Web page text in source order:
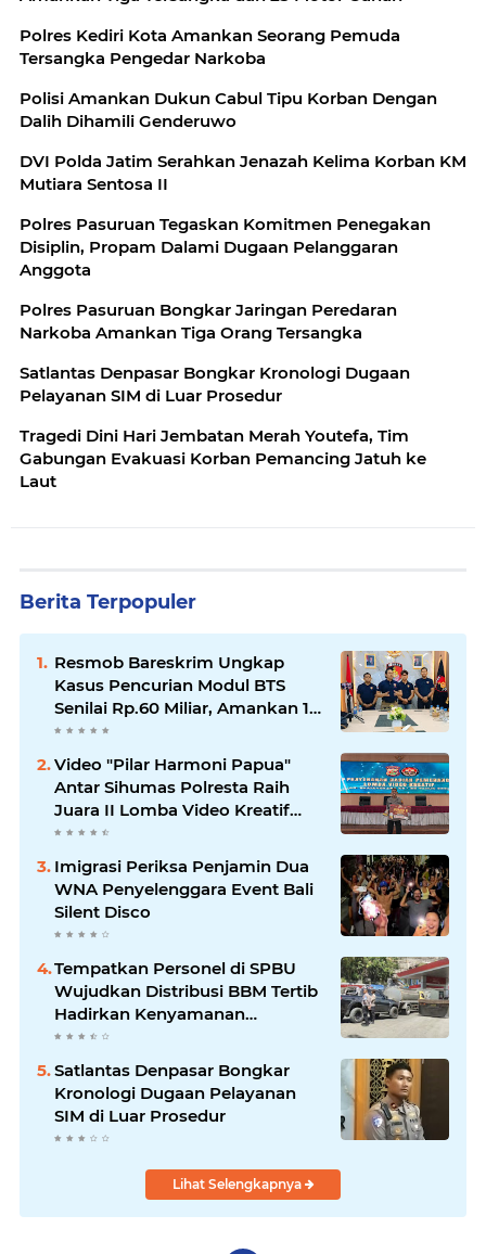
Polres Kediri Kota Amankan Seorang Pemuda
Tersangka Pengedar Narkoba
Polisi Amankan Dukun Cabul Tipu Korban Dengan
Dalih Dihamili Genderuwo
DVI Polda Jatim Serahkan Jenazah Kelima Korban KM
Mutiara Sentosa II
Polres Pasuruan Tegaskan Komitmen Penegakan
Disiplin, Propam Dalami Dugaan Pelanggaran
Anggota
Polres Pasuruan Bongkar Jaringan Peredaran
Narkoba Amankan Tiga Orang Tersangka
Satlantas Denpasar Bongkar Kronologi Dugaan
Pelayanan SIM di Luar Prosedur
Tragedi Dini Hari Jembatan Merah Youtefa, Tim
Gabungan Evakuasi Korban Pemancing Jatuh ke
Laut
Berita Terpopuler
Resmob Bareskrim Ungkap
Kasus Pencurian Modul BTS
Senilai Rp.60 Miliar, Amankan 12
Tersangka
Video "Pilar Harmoni Papua"
Antar Sihumas Polresta Raih
Juara II Lomba Video Kreatif
Hari Bhayangkara ke-80
Imigrasi Periksa Penjamin Dua
WNA Penyelenggara Event Bali
Silent Disco
‎Tempatkan Personel di SPBU
Wujudkan Distribusi BBM Tertib
Hadirkan Kenyamanan
Masyarakat
Satlantas Denpasar Bongkar
Kronologi Dugaan Pelayanan
SIM di Luar Prosedur
Lihat Selengkapnya